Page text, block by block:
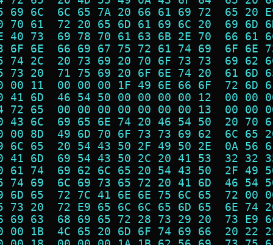
69 6C  6C 65 7A 20 66 61 69 72  65
70 61  72 20 65 6D 61 69 6C 20  69
40 73  69 78 70 61 63 6B 2E 70  66
6F 6E  66 69 67 75 72 61 74 69  6F
74 2C  20 73 69 20 70 6F 73 73  69
73 20  71 75 69 20 6F 6E 74 20  61
00 11  00 00 00 1F 49 6E 66 6F  72
41 6D  46 54 50 00 00 00 00 12  00
72 65  00 00 00 00 00 00 00 13  00
43 6C  69 65 6E 74 20 46 54 50  20
00 8D  49 6D 70 6F 73 73 69 62  6C
6C 65  20 54 43 50 2F 49 50 2E  0A
41 6D  69 54 43 50 2C 20 41 53  32
61 74  69 62 6C 65 20 54 43 50  2F
74 69  6C 69 73 65 72 20 41 6D  46
6D 65  72 7C 41 6E 6E 75 6C 65  72
73 20  72 E9 65 6C 6C 65 6D 65  6E
69 63  68 69 65 72 28 73 29 20  73
00 1B  4C 65 20 6D 6F 74 69 66  20